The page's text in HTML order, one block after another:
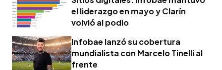
el liderazgo en mayo y Clarín
volvió al podio
Infobae lanzó su cobertura
mundialista con Marcelo Tinelli al
frente